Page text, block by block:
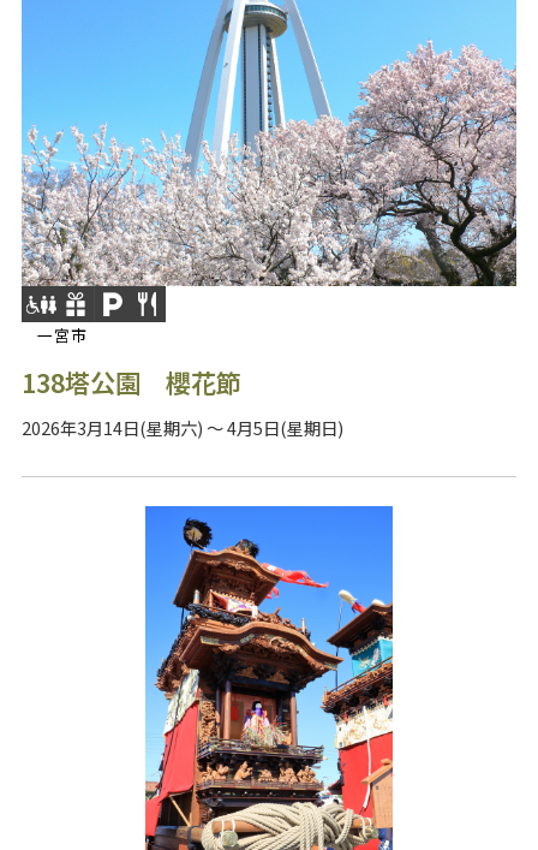
一宮市
138塔公園 櫻花節
2026年3月14日(星期六) ～ 4月5日(星期日)